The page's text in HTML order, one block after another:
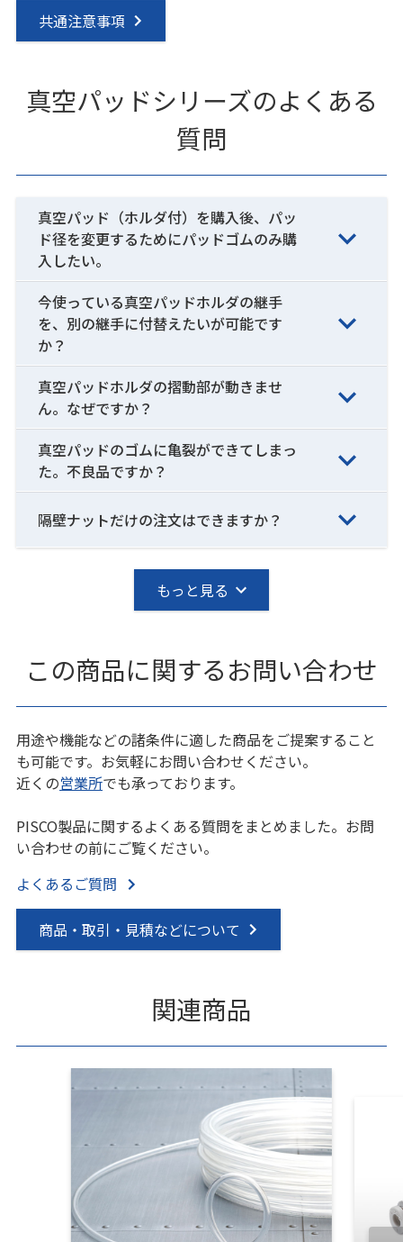
共通注意事項
真空パッドシリーズのよくある
質問
真空パッド（ホルダ付）を購入後、パッ
ド径を変更するためにパッドゴムのみ購
入したい。
今使っている真空パッドホルダの継手
を、別の継手に付替えたいが可能です
か？
真空パッドホルダの摺動部が動きませ
ん。なぜですか？
真空パッドのゴムに亀裂ができてしまっ
た。不良品ですか？
隔壁ナットだけの注文はできますか？
もっと見る
この商品に関するお問い合わせ
用途や機能などの諸条件に適した商品をご提案すること
も可能です。お気軽にお問い合わせください。
近くの営業所でも承っております。
PISCO製品に関するよくある質問をまとめました。お問
い合わせの前にご覧ください。
よくあるご質問
商品・取引・見積などについて
関連商品